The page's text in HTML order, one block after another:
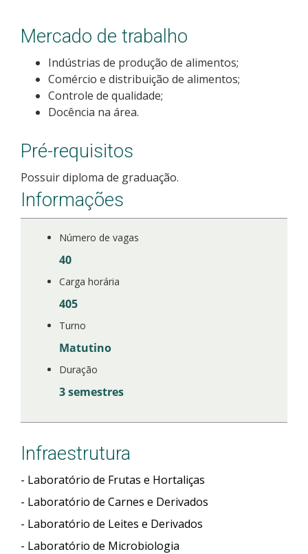
Cotas
Inscrições e acompanhamento
Orientações para Matrícula
Cadastro de interesse
Mercado de trabalho
Indústrias de produção de alimentos;
Comércio e distribuição de alimentos;
Controle de qualidade;
Docência na área.
Pré-requisitos
Possuir diploma de graduação.
Informações
Número de vagas
40
Carga horária
405
Turno
Matutino
Duração
3 semestres
Infraestrutura
- Laboratório de Frutas e Hortaliças
- Laboratório de Carnes e Derivados
- Laboratório de Leites e Derivados
- Laboratório de Microbiologia